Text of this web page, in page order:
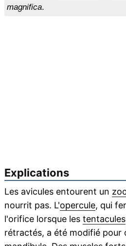
magnifica.
Explications
Les avicules entourent un
nourrit pas. L'opercule, qui
l'orifice lorsque les tentacules
rétractés, a été modifié pour